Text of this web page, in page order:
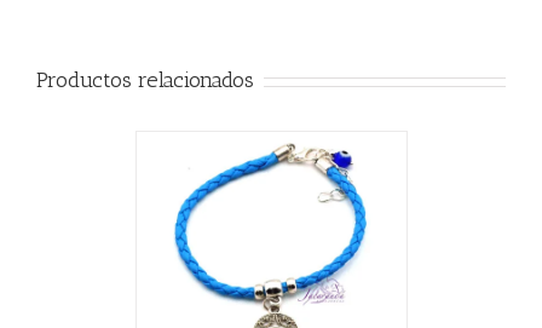
Productos relacionados